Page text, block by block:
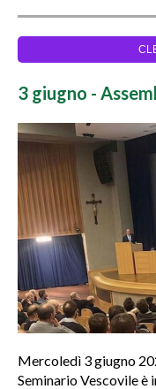
3 giugno -
Mercoledì 3 giugno
Seminario Vescovile è